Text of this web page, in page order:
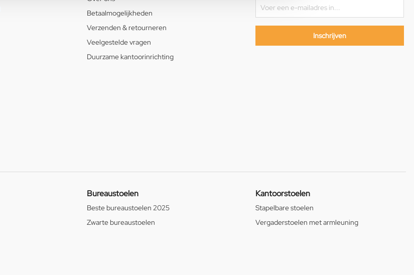
Betaalmogelijkheden
Verzenden & retourneren
Veelgestelde vragen
Duurzame kantoorinrichting
Bureaustoelen
Beste bureaustoelen 2025
Zwarte bureaustoelen
Kantoorstoelen
Stapelbare stoelen
Vergaderstoelen met armleuning
Inschrijven